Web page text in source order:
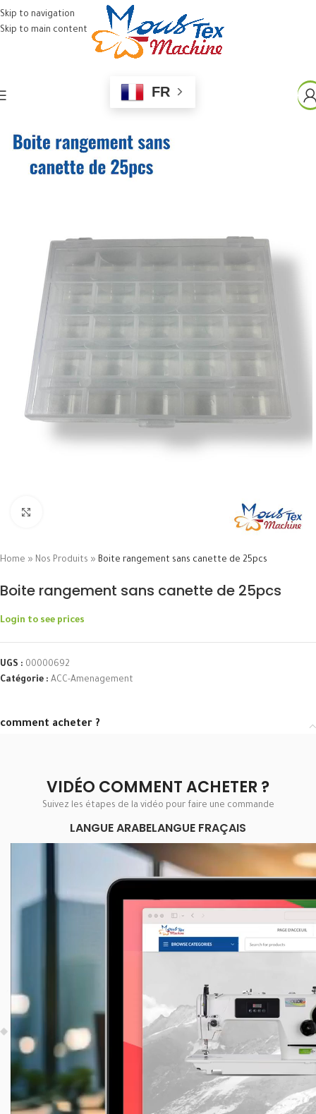
Skip to navigation
Skip to main content
FR
Home » Nos Produits » Boite rangement sans canette de 25pcs
Boite rangement sans canette de 25pcs
Login to see prices
UGS : 00000692
Catégorie : ACC-Amenagement
comment acheter ?
VIDÉO COMMENT ACHETER ?
Suivez les étapes de la vidéo pour faire une commande
LANGUE ARABELANGUE FRAÇAIS